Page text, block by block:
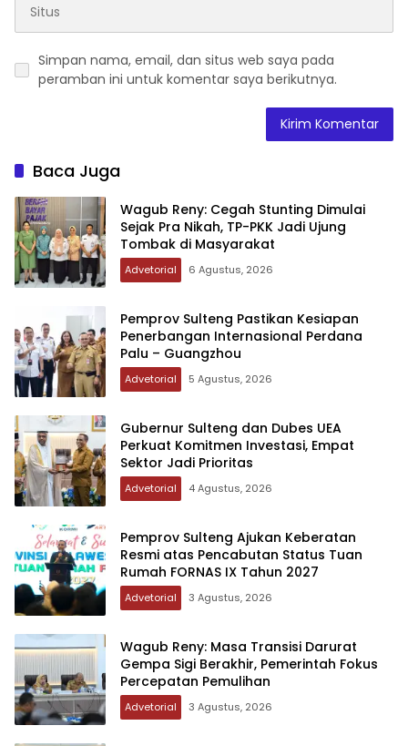
Simpan nama, email, dan situs web saya pada
peramban ini untuk komentar saya berikutnya.
Baca Juga
Wagub Reny: Cegah Stunting Dimulai
Sejak Pra Nikah, TP-PKK Jadi Ujung
Tombak di Masyarakat
Advetorial 6 Agustus, 2026
Pemprov Sulteng Pastikan Kesiapan
Penerbangan Internasional Perdana
Palu – Guangzhou
Advetorial 5 Agustus, 2026
Gubernur Sulteng dan Dubes UEA
Perkuat Komitmen Investasi, Empat
Sektor Jadi Prioritas
Advetorial 4 Agustus, 2026
Pemprov Sulteng Ajukan Keberatan
Resmi atas Pencabutan Status Tuan
Rumah FORNAS IX Tahun 2027
Advetorial 3 Agustus, 2026
Wagub Reny: Masa Transisi Darurat
Gempa Sigi Berakhir, Pemerintah Fokus
Percepatan Pemulihan
Advetorial 3 Agustus, 2026